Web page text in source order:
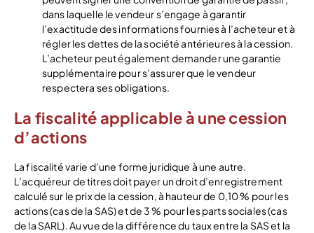
dans laquelle le vendeur s’engage à garantir
l’exactitude des informations fournies à l’acheteur et à
régler les dettes de la société antérieures à la cession.
L’acheteur peut également demander une garantie
supplémentaire pour s’assurer que le vendeur
respectera ses obligations.
La fiscalité applicable à une cession
d’actions
La fiscalité varie d’une forme juridique à une autre.
L’acquéreur de titres doit payer un droit d’enregistrement
calculé sur le prix de la cession, à hauteur de 0,10 % pour les
actions (cas de la SAS) et de 3 % pour les parts sociales (cas
de la SARL). Au vue de la différence du taux entre la SAS et la